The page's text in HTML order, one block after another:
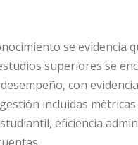
se evidencia
superiores se
con
incluidas métricas
eficiencia